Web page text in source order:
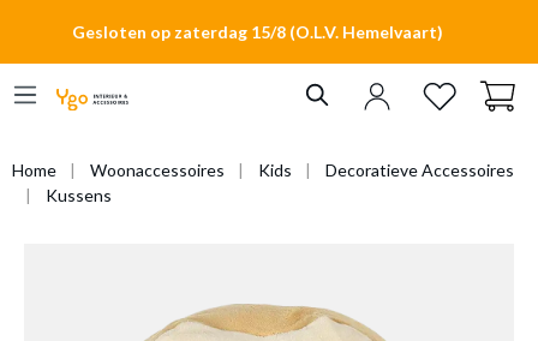
Gesloten op zaterdag 15/8 (O.L.V. Hemelvaart)
Home Woonaccessoires Kids
Decoratieve Accessoires
Kussens